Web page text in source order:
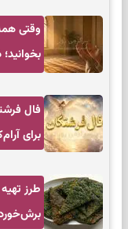
وقتی
برای
طرز